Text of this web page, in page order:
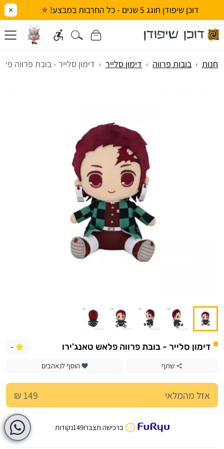
דוכן שיפודן חוגג 5 שנים - כל החרבות במבצע! ⭐ ×
חנות בובות פרווה דימון סלייר דימון סלייר - בובת פרווה
דימון סלייר - בובת פרווה פלאש טאנג'ירו -
שתף הוסף לנאהבים
אזל מהמלאי 149 ₪
ברכישה תצברו149נקודות